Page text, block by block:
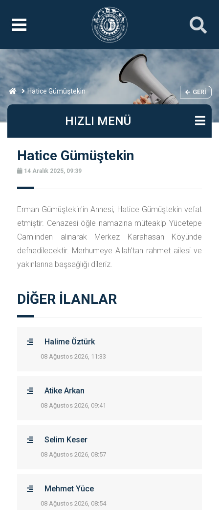
Hatice Gümüştekin GERI
HIZLI MENÜ
Hatice Gümüştekin
14 Aralık 2025, 09:39
Erman Gümüştekin'in Annesi, Hatice Gümüştekin vefat
etmiştir. Cenazesi öğle namazına müteakip Yücetepe
Camiinden alınarak Merkez Karahasan Köyünde
defnedilecektir. Merhumeye Allah'tan rahmet ailesi ve
yakınlarına başsağlığı dileriz.
DİĞER İLANLAR
Halime Öztürk
08 Ağustos 2026, 11:33
Atike Arkan
08 Ağustos 2026, 09:41
Selim Keser
08 Ağustos 2026, 08:57
Mehmet Yüce
08 Ağustos 2026, 08:54